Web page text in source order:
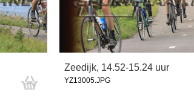
Zeedijk, 14.52-15.24 uur
YZ13005.JPG